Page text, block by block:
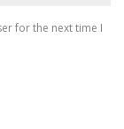
for the next time I